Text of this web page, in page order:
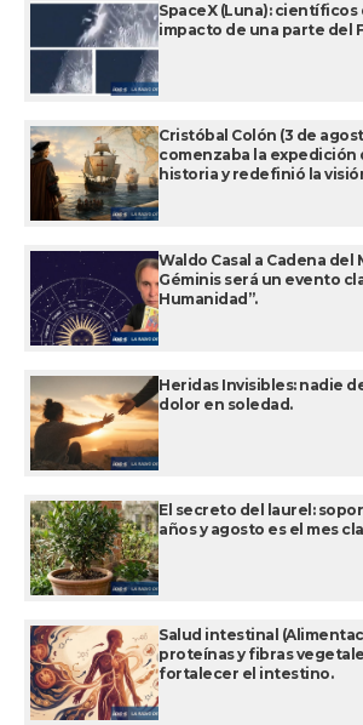
SpaceX (Luna): científicos
impacto de una parte del
Cristóbal Colón (3 de
comenzaba la expedición
historia y redefinió la
Waldo Casal a Cadena del
Géminis será un evento
Humanidad”.
Heridas Invisibles: nadie
dolor en soledad.
El secreto del laurel:
años y agosto es el mes
Salud intestinal
proteínas y fibras
fortalecer el intestino.